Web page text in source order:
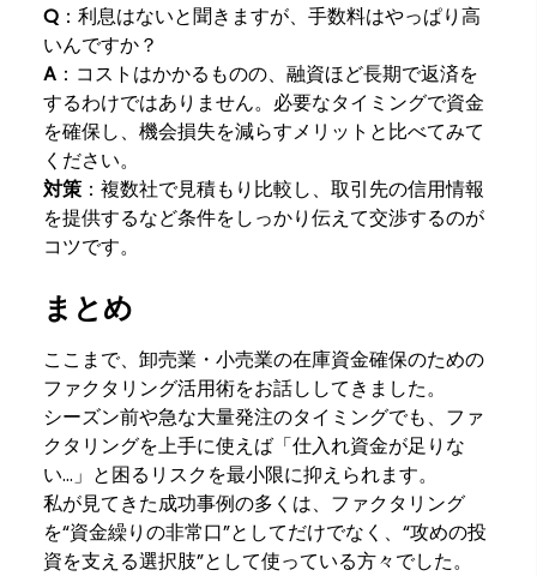
Q ：利息はないと聞きますが、手数料はやっぱり高
いんですか？
A ：コストはかかるものの、融資ほど長期で返済を
するわけではありません。必要なタイミングで資金
を確保し、機会損失を減らすメリットと比べてみて
ください。
対策 ：複数社で見積もり比較し、取引先の信用情報
を提供するなど条件をしっかり伝えて交渉するのが
コツです。
まとめ
ここまで、卸売業・小売業の在庫資金確保のための
ファクタリング活用術をお話ししてきました。
シーズン前や急な大量発注のタイミングでも、ファ
クタリングを上手に使えば「仕入れ資金が足りな
い…」と困るリスクを最小限に抑えられます。
私が見てきた成功事例の多くは、ファクタリング
を“資金繰りの非常口”としてだけでなく、“攻めの投
資を支える選択肢”として使っている方々でした。